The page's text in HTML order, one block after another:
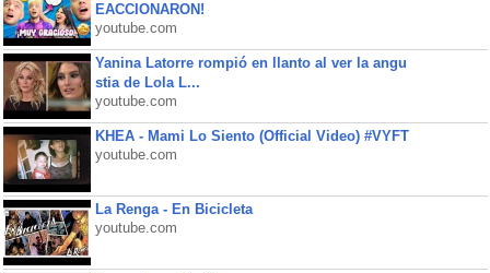
EACCIONARON!
youtube.com
Yanina Latorre rompió en llanto al ver la angu
stia de Lola L...
youtube.com
KHEA - Mami Lo Siento (Official Video) #VYFT
youtube.com
La Renga - En Bicicleta
youtube.com